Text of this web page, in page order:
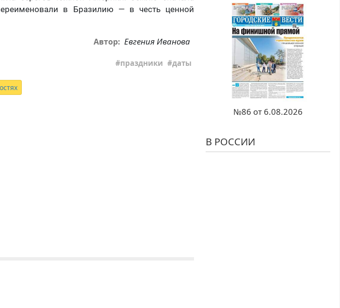
в Бразилию — в честь ценной
Автор: Евгения Иванова
праздники даты
№86 от 6.08.2026
В РОССИИ